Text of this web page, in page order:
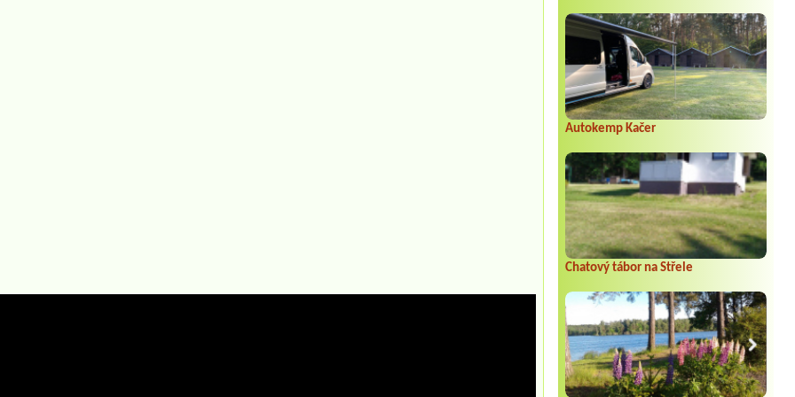
Autokemp Kačer
Chatový tábor na Střele